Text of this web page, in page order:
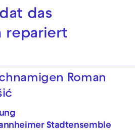
springen
Zum Footer springen
das
repariert
Roman
Stadtensemble